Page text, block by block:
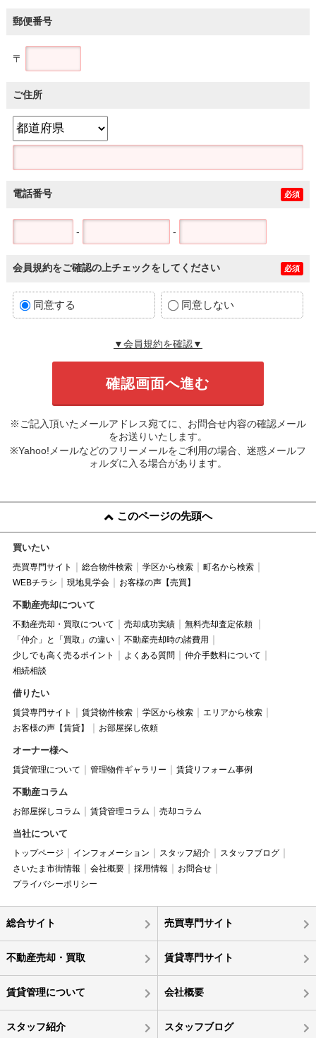
郵便番号
〒
ご住所
電話番号 必須
- -
会員規約をご確認の上チェックをしてください 必須
同意する 同意しない
▼会員規約を確認▼
※ご記入頂いたメールアドレス宛てに、お問合せ内容の確認メール
をお送りいたします。
※Yahoo!メールなどのフリーメールをご利用の場合、迷惑メールフ
ォルダに入る場合があります。
このページの先頭へ
買いたい
売買専門サイト 総合物件検索 学区から検索
町名から検索
WEBチラシ
現地見学会 お客様の声【売買】
不動産売却について
不動産売却・買取について 売却成功実績
無料売却査定依頼
「仲介」と「買取」の違い
不動産売却時の諸費用
少しでも高く売るポイント
よくある質問
仲介手数料について
相続相談
借りたい
賃貸専門サイト 賃貸物件検索 学区から検索
エリアから検索
お客様の声【賃貸】
お部屋探し依頼
オーナー様へ
賃貸管理について 管理物件ギャラリー 賃貸リフォーム事例
不動産コラム
お部屋探しコラム 賃貸管理コラム 売却コラム
当社について
トップページ インフォメーション スタッフ紹介
スタッフブログ
さいたま市街情報
会社概要 採用情報
お問合せ
プライバシーポリシー
総合サイト 売買専門サイト
不動産売却・買取 賃貸専門サイト
賃貸管理について 会社概要
スタッフ紹介 スタッフブログ